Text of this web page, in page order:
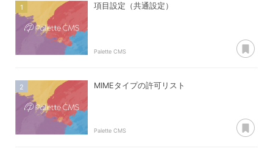
項目設定（共通設定）
Palette CMS
MIMEタイプの許可リスト
Palette CMS